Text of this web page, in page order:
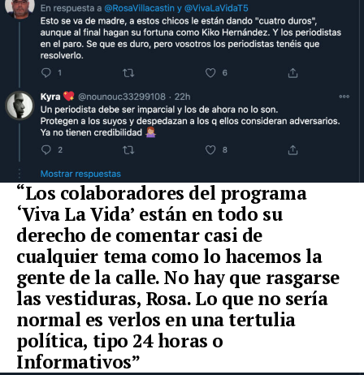
“Los colaboradores del programa
‘Viva La Vida’ están en todo su
derecho de comentar casi de
cualquier tema como lo hacemos la
gente de la calle. No hay que rasgarse
las vestiduras, Rosa. Lo que no sería
normal es verlos en una tertulia
política, tipo 24 horas o
Informativos”